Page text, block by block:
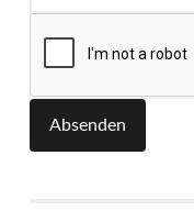
Absenden